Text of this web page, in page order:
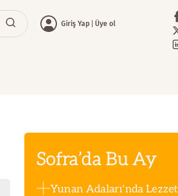
Giriş Yap Üye ol
Sofra’da Bu Ay
Yunan Adaları'nda Lezzet